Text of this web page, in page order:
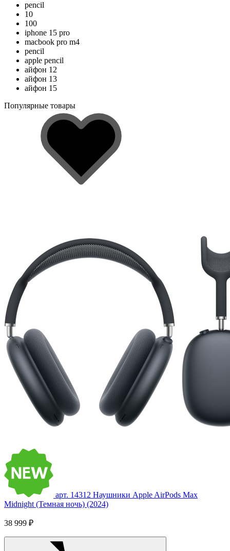
pencil
10
100
iphone 15 pro
macbook pro m4
pencil
apple pencil
айфон 12
айфон 13
айфон 15
Популярные товары
арт. 14312 Наушники Apple AirPods Max
Midnight (Темная ночь) (2024)
38 999 ₽